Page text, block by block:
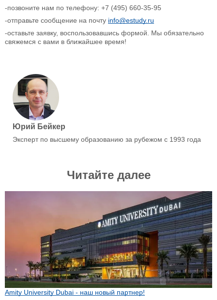
-позвоните нам по телефону: +7 (495) 660-35-95
-отправьте сообщение на почту info@estudy.ru
-оставьте заявку, воспользовавшись формой. Мы обязательно
свяжемся с вами в ближайшее время!
Юрий Бейкер
Эксперт по высшему образованию за рубежом с 1993 года
Читайте далее
Amity University Dubai - наш новый партнер!